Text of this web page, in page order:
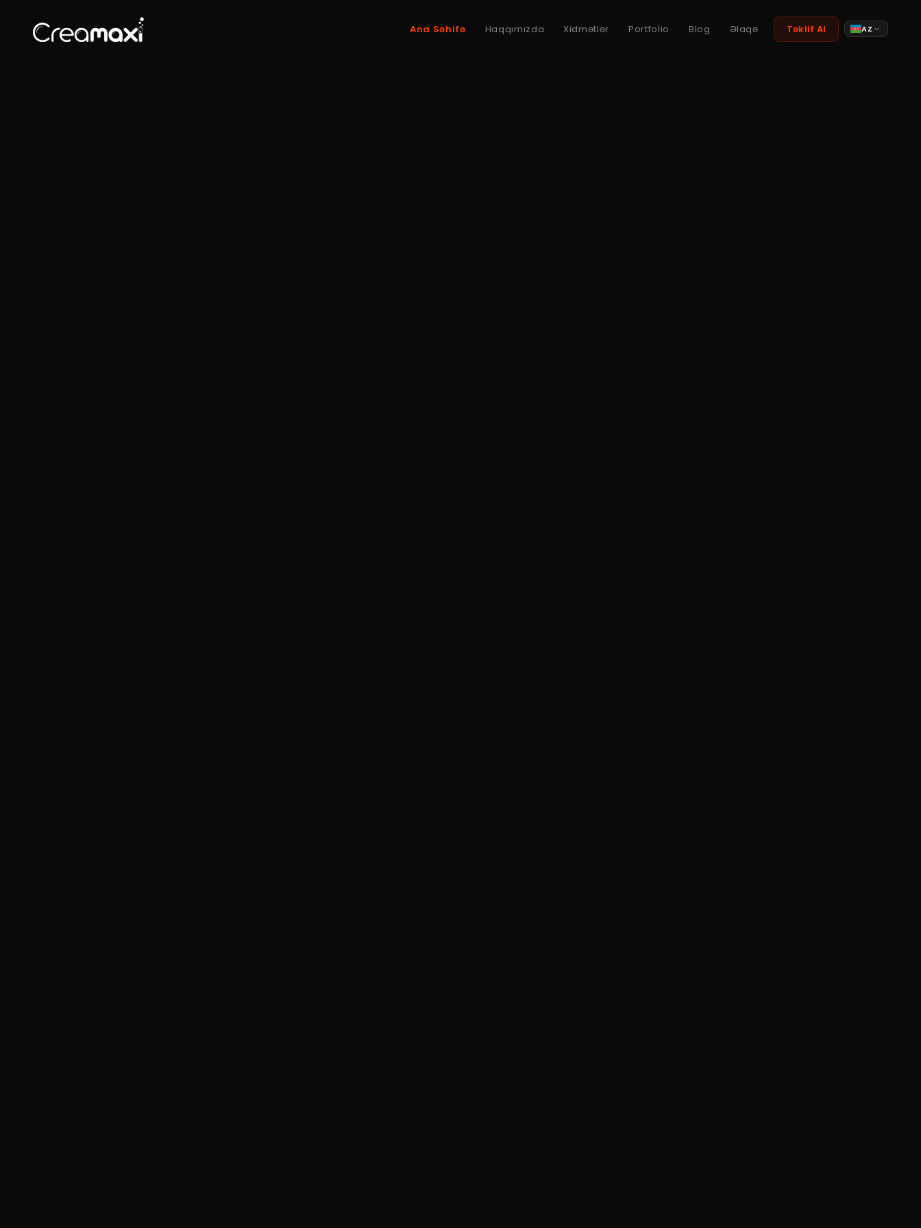
Ana Səhifə Haqqımızda Xidmətlər Portfolio Blog Əlaqə Təklif Al AZ